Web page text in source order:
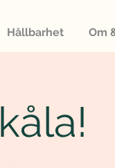
Hållbarhet Om